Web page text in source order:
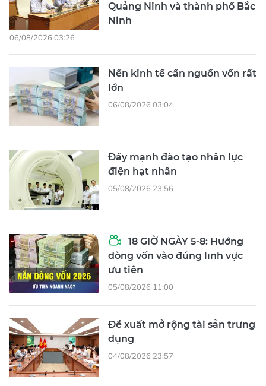
Quảng Ninh và thành phố Bắc
Ninh
06/08/2026 03:26
Nền kinh tế cần nguồn vốn rất
lớn
06/08/2026 03:04
Đẩy mạnh đào tạo nhân lực
điện hạt nhân
05/08/2026 23:56
18 GIỜ NGÀY 5-8: Hướng
dòng vốn vào đúng lĩnh vực
ưu tiên
05/08/2026 11:00
Đề xuất mở rộng tài sản trưng
dụng
04/08/2026 23:57